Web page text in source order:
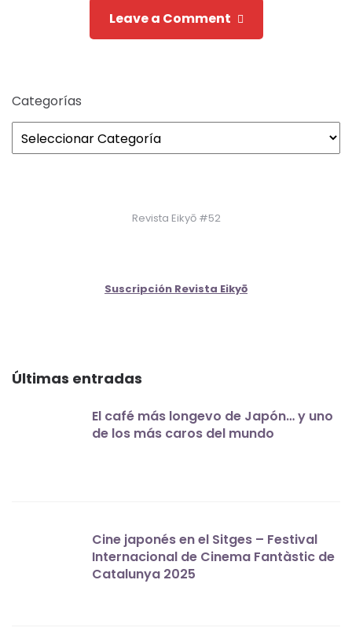
Leave a Comment
Categorías
Revista Eikyō #52
Suscripción Revista Eikyō
Últimas entradas
El café más longevo de Japón… y uno
de los más caros del mundo
Cine japonés en el Sitges – Festival
Internacional de Cinema Fantàstic de
Catalunya 2025